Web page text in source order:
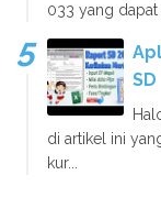
033 yang
SD
di artikel ini
kur...